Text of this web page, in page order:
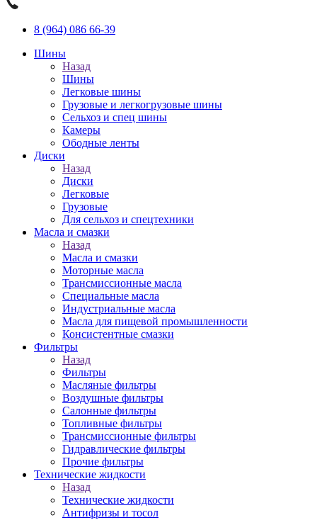
8 (964) 086 66-39
Шины
Назад
Шины
Легковые шины
Грузовые и легкогрузовые шины
Сельхоз и спец шины
Камеры
Ободные ленты
Диски
Назад
Диски
Легковые
Грузовые
Для сельхоз и спецтехники
Масла и смазки
Назад
Масла и смазки
Моторные масла
Трансмиссионные масла
Специальные масла
Индустриальные масла
Масла для пищевой промышленности
Консистентные смазки
Фильтры
Назад
Фильтры
Масляные фильтры
Воздушные фильтры
Салонные фильтры
Топливные фильтры
Трансмиссионные фильтры
Гидравлические фильтры
Прочие фильтры
Технические жидкости
Назад
Технические жидкости
Антифризы и тосол